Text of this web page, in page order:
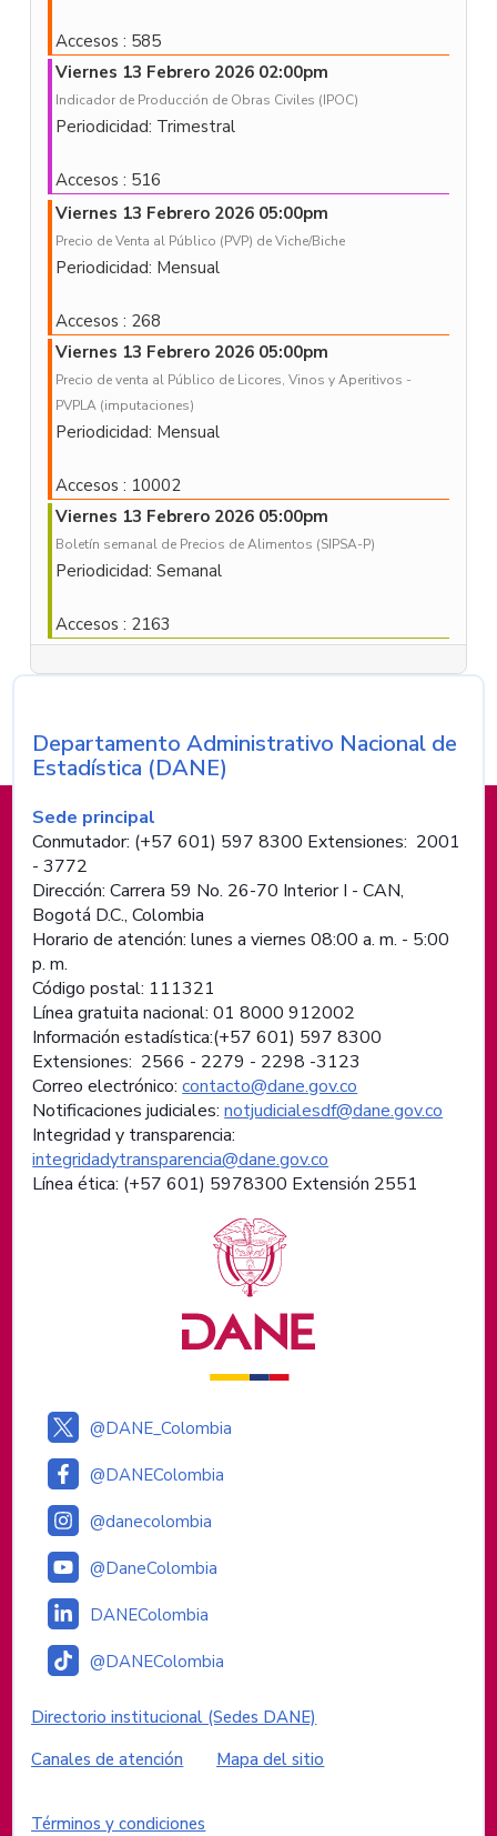
Accesos : 585
Viernes 13 Febrero 2026 02:00pm
Indicador de Producción de Obras Civiles (IPOC)
Periodicidad: Trimestral
Accesos : 516
Viernes 13 Febrero 2026 05:00pm
Precio de Venta al Público (PVP) de Viche/Biche
Periodicidad: Mensual
Accesos : 268
Viernes 13 Febrero 2026 05:00pm
Precio de venta al Público de Licores, Vinos y Aperitivos -
PVPLA (imputaciones)
Periodicidad: Mensual
Accesos : 10002
Viernes 13 Febrero 2026 05:00pm
Boletín semanal de Precios de Alimentos (SIPSA-P)
Periodicidad: Semanal
Accesos : 2163
Información de pie de página
Nombre de la entidad
Departamento Administrativo Nacional de
Estadística (DANE)
Sede principal
Conmutador: (+57 601) 597 8300 Extensiones: 2001
- 3772
Dirección: Carrera 59 No. 26-70 Interior I - CAN,
Bogotá D.C., Colombia
Horario de atención: lunes a viernes 08:00 a. m. - 5:00
p. m.
Código postal: 111321
Línea gratuita nacional: 01 8000 912002
Información estadística:(+57 601) 597 8300
Extensiones: 2566 - 2279 - 2298 -3123
Correo electrónico:contacto@dane.gov.co
Notificaciones judiciales:notjudicialesdf@dane.gov.co
Integridad y transparencia:
integridadytransparencia@dane.gov.co
Línea ética: (+57 601) 5978300 Extensión 2551
Logos institucionales
@DANE_Colombia
@DANEColombia
@danecolombia
@DaneColombia
DANEColombia
@DANEColombia
Enlaces institucionales
Directorio institucional (Sedes DANE)
Canales de atención
Mapa del sitio
Enlaces del sitio
Términos y condiciones